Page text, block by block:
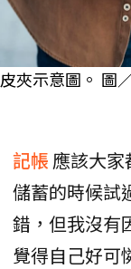
皮夾示意圖。 圖
記帳 應該大
儲蓄的時候試
錯，但我沒有
覺得自己好可